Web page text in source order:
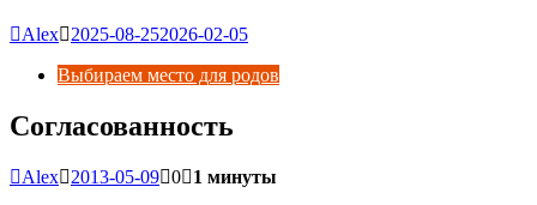
Alex 2025-08-252026-02-05
Выбираем место для родов
Согласованность
Alex 2013-05-09 0
1 минуты